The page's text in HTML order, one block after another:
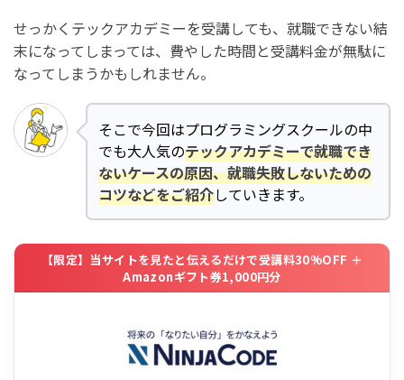
せっかくテックアカデミーを受講しても、就職できない結
末になってしまっては、費やした時間と受講料金が無駄に
なってしまうかもしれません。
そこで今回はプログラミングスクールの中
でも大人気のテックアカデミーで就職でき
ないケースの原因、就職失敗しないための
コツなどをご紹介していきます。
【限定】当サイトを見たと伝えるだけで受講料30%OFF ＋
Amazonギフト券1,000円分